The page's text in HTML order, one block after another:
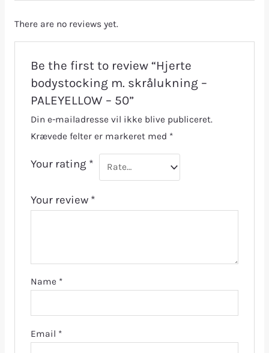
There are no reviews yet.
Be the first to review “Hjerte
bodystocking m. skrålukning –
PALEYELLOW – 50”
Din e-mailadresse vil ikke blive publiceret.
Krævede felter er markeret med *
Your rating *
Your review *
Name *
Email *